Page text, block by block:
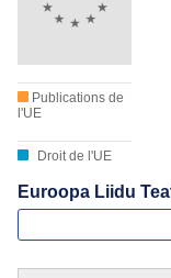
Publications de
l'UE
Droit de l'UE
Euroopa Liidu